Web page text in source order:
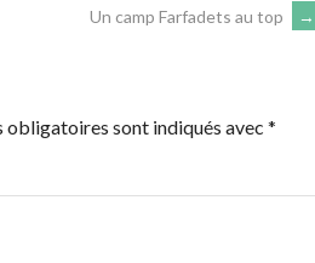
Un camp Farfadets au top →
obligatoires sont indiqués avec *